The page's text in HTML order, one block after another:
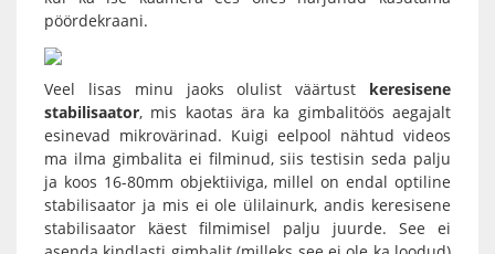
pöördekraani.
Veel lisas minu jaoks olulist väärtust keresisene
stabilisaator, mis kaotas ära ka gimbalitöös aegajalt
esinevad mikrovärinad. Kuigi eelpool nähtud videos
ma ilma gimbalita ei filminud, siis testisin seda palju
ja koos 16-80mm objektiiviga, millel on endal optiline
stabilisaator ja mis ei ole ülilainurk, andis keresisene
stabilisaator käest filmimisel palju juurde. See ei